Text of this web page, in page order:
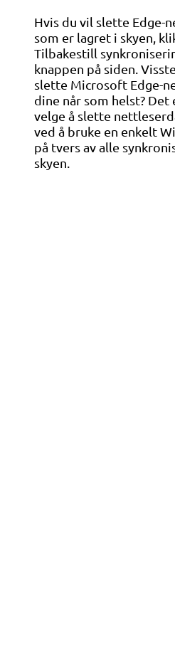
Hvis du vil slette Edge-
som er lagret i skyen,
Tilbakestill
knappen på siden.
slette Microsoft Edge-
dine når som helst? Det
velge å slette
ved å bruke en enkelt
på tvers av alle
skyen.